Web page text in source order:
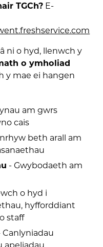
TGCh? E-
ni o hyd, llenwch y
o ymholiad
y mae ei hangen
am gwrs
cais
beth arall am
- Gwybodaeth am
o hyd i
hyfforddiant
staff
Canlyniadau
apeliadau